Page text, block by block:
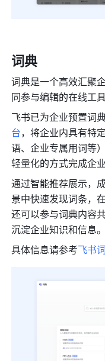
词典
词典是一个高效汇聚
同参与编辑的在线工具
飞书已为企业预置词
台，将企业内具有特
语、企业专属用词等
轻量化的方式完成企
通过智能推荐展示，
景中快速发现词条，
还可以参与词典内容
沉淀企业知识和信息。
具体信息请参考飞书